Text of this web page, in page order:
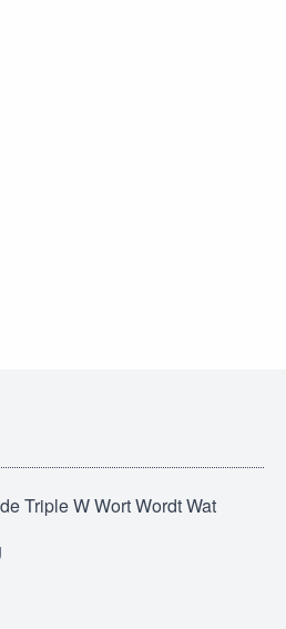
Triple W Wort Wordt Wat